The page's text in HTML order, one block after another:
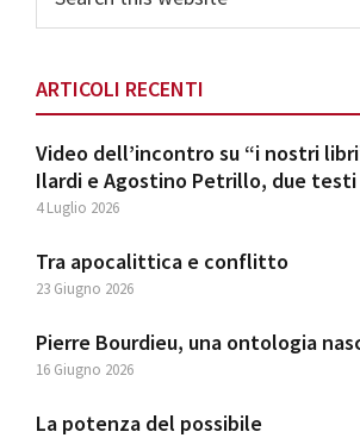
this
website
ARTICOLI RECENTI
Video dell’incontro su “i nostri
Ilardi e Agostino Petrillo, due testi
4 Luglio 2026
Tra apocalittica e conflitto
23 Giugno 2026
Pierre Bourdieu, una ontologia
16 Giugno 2026
La potenza del possibile